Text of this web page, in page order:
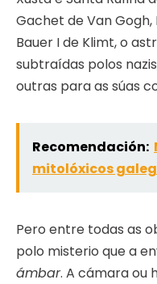
Gachet de Van
Bauer I de Klimt, o
subtraídas polos
outras para as súas
Recomendación:
mitolóxicos
Pero entre todas as
polo misterio que a
ámbar. A cámara ou